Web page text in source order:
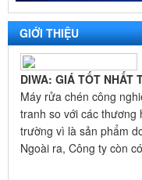
GIỚI THIỆU
DIWA: GIÁ TỐT NHẤT
Máy rửa chén công
tranh so với các thương
trường vì là sản phẩm
Ngoài ra, Công ty còn